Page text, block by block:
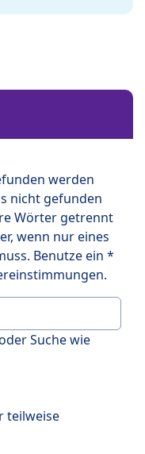
werden
nicht gefunden
Wörter getrennt
wenn nur eines
Benutze ein *
Suche wie
teilweise